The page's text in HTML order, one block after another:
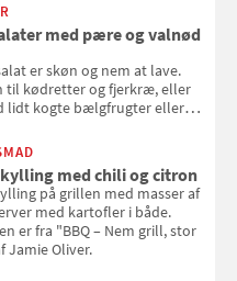
med pære og valnød
er skøn og nem at lave.
til kødretter og fjerkræ, eller
lidt kogte bælgfrugter eller
måltid. Opskriften er fra
kogebog "Salat".
med chili og citron
på grillen med masser af
med kartofler i både.
er fra "BBQ – Nem grill, stor
Jamie Oliver.